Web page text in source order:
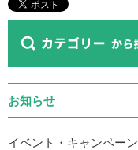
お知らせ
イベント・キャンペーン